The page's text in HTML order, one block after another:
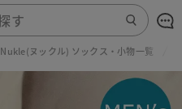
Nukle(ヌックル) ソックス・小物一覧